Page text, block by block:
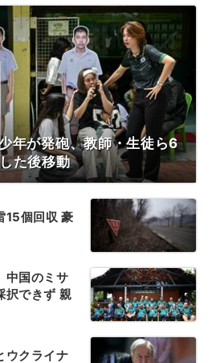
年が発砲、教師・生徒ら6
た後移動
15個回収 豪
中国のミサ
択できず 親
ウクライナ